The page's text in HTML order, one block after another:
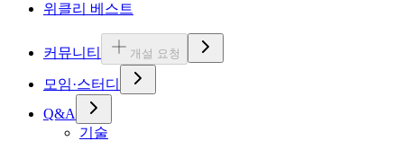
위클리 베스트
커뮤니티 개설 요청
모임·스터디
Q&A
기술